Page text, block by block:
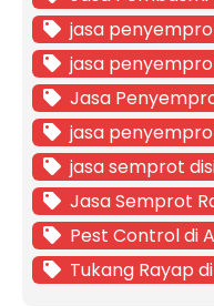
jasa
jasa
Jasa
jasa
jasa semprot
Jasa Semprot
Pest Control di
Tukang Rayap